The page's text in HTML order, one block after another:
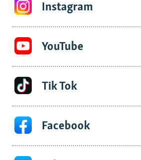
Instagram
YouTube
Tik Tok
Facebook